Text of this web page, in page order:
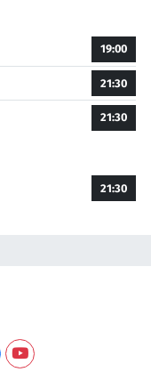
19:00
21:30
21:30
21:30